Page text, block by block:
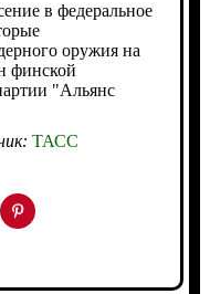
в федеральное
оружия на
финской
"Альянс
ТАСС